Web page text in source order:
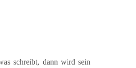
schreibt, dann wird sein